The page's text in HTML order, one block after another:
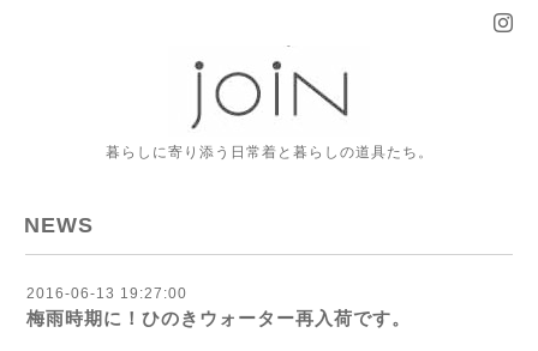
暮らしに寄り添う日常着と暮らしの道具たち。
NEWS
2016-06-13 19:27:00
梅雨時期に！ひのきウォーター再入荷です。